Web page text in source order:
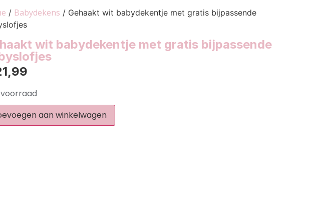
/ Babydekens / Gehaakt wit babydekentje met gratis bijpassende
wit babydekentje met gratis bijpassende
voorraad
aan winkelwagen